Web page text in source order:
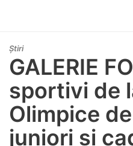
Știri
GALERIE
sportivi de
Olimpice
juniori și